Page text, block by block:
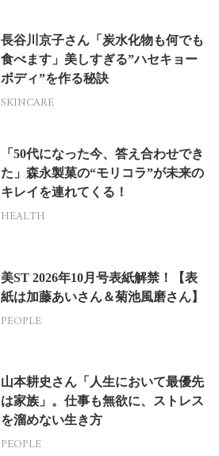
長谷川京子さん「炭水化物も何でも
食べます」美しすぎる”ハセキョー
ボディ”を作る秘訣
SKINCARE
「50代になった今、答え合わせでき
た」森永製菓の“モリコラ”が未来の
キレイを連れてくる！
HEALTH
美ST 2026年10月号表紙解禁！【表
紙は加藤あいさん＆菊池風磨さん】
PEOPLE
山本耕史さん「人生において最優先
は家族」。仕事も無欲に、ストレス
を溜めない生き方
PEOPLE